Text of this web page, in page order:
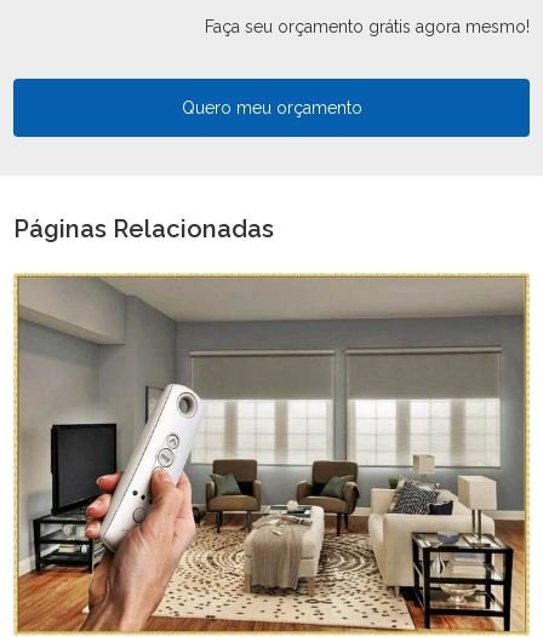
Faça seu orçamento grátis agora mesmo!
Quero meu orçamento
Páginas Relacionadas